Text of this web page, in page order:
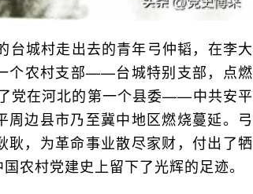
台城村走出去的青年弓仲韬，在李大
个农村支部——台城特别支部，点燃
党在河北的第一个县委——中共安平
边县市乃至冀中地区燃烧蔓延。弓
，为革命事业散尽家财，付出了牺
农村党建史上留下了光辉的足迹。